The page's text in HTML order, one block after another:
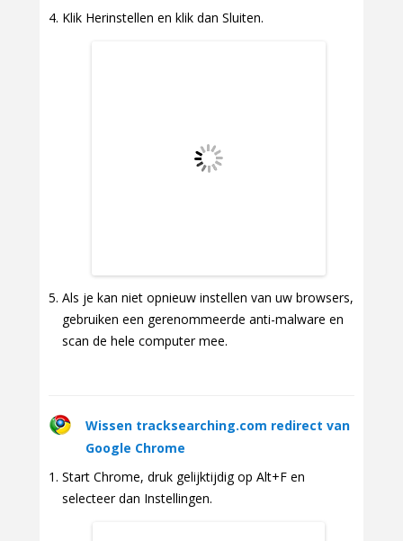
Klik Herinstellen en klik dan Sluiten.
Als je kan niet opnieuw instellen van uw browsers,
gebruiken een gerenommeerde anti-malware en
scan de hele computer mee.
Wissen tracksearching.com redirect van
Google Chrome
Start Chrome, druk gelijktijdig op Alt+F en
selecteer dan Instellingen.